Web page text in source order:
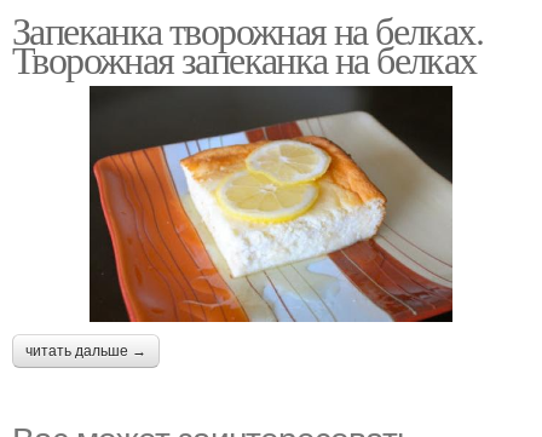
Запеканка творожная на белках.
Творожная запеканка на белках
читать дальше →